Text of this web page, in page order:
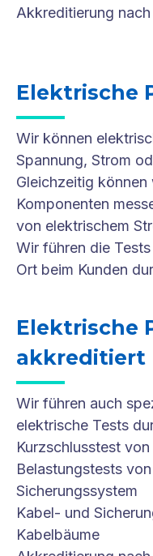
Akkreditierung nach
Elektrische
Wir können
Spannung, Strom
Gleichzeitig
Komponenten
von elektrischem
Wir führen die
Ort beim Kunden
Elektrische
akkreditiert
Wir führen auch
elektrische Tests
Kurzschlusstest
Belastungstests
Sicherungssystem
Kabel- und
Kabelbäume